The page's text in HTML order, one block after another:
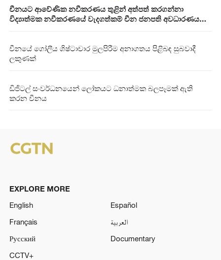
චීනයට ආවේණික නවීකරණය තුළින් අත්පත් කරගන්නා
විද්‍යාත්මක නවීකරණයේ වැදගත්කම් චීන ජනපති අවධාරණය
චීනයේ ගෝලීය ශිෂ්ටාචාර මුලපිරීම අනාගතය පිළිබඳ සුබවාදී
ලකුණක්
ඩිජිටල් සංවර්ධනයෙන් ලෝකයට ධනාත්මක බලපෑමක් ඇති
කරන චීනය
EXPLORE MORE
English
Español
Français
العربية
Русский
Documentary
CCTV+